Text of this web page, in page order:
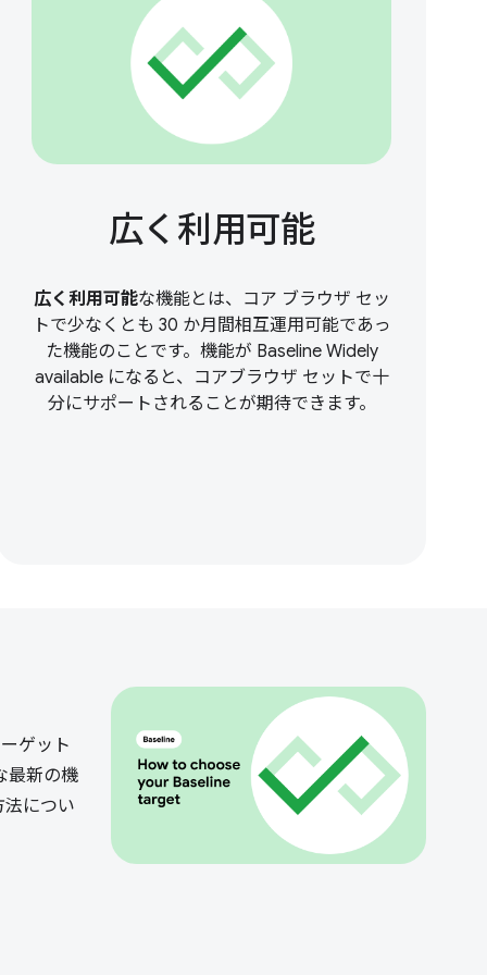
広く利用可能
広く利用可能な機能とは、コア ブラウザ セッ
トで少なくとも 30 か月間相互運用可能であっ
た機能のことです。機能が Baseline Widely
available になると、コアブラウザ セットで十
分にサポートされることが期待できます。
ゲット
最新の機
につい